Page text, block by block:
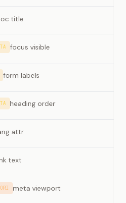
title
focus visible
form labels
heading order
attr
text
meta viewport